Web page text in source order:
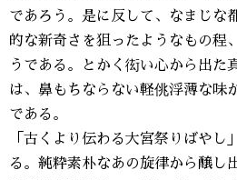
であろう。是に反して、なまじな
的な新奇さを狙ったようなもの程
うである。とかく衒い心から出た
は、鼻もちならない軽佻浮薄な味
である。
「古くより伝わる大宮祭りばやし
る。純粋素朴なあの旋律から醸し